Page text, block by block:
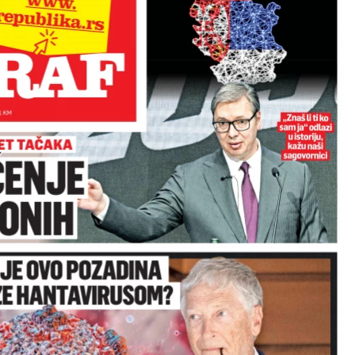
Više se
ZDRAVLJE:Obratite pažnju
na želudac.